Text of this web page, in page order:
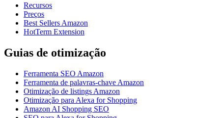
Recursos
Preços
Best Sellers Amazon
HotTerm Extension
Guias de otimização
Ferramenta SEO Amazon
Ferramenta de palavras-chave Amazon
Otimização de listings Amazon
Otimização para Alexa for Shopping
Amazon AI Shopping SEO